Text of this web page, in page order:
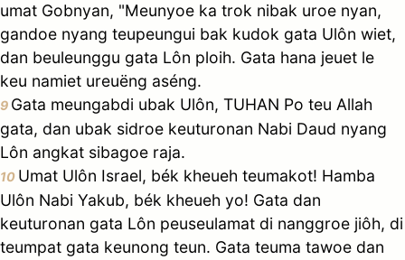
umat Gobnyan, "Meunyoe ka trok nibak uroe nyan,
gandoe nyang teupeungui bak kudok gata Ulôn wiet,
dan beuleunggu gata Lôn ploih. Gata hana jeuet le
keu namiet ureuëng aséng.
9 Gata meungabdi ubak Ulôn, TUHAN Po teu Allah
gata, dan ubak sidroe keuturonan Nabi Daud nyang
Lôn angkat sibagoe raja.
10 Umat Ulôn Israel, bék kheueh teumakot! Hamba
Ulôn Nabi Yakub, bék kheueh yo! Gata dan
keuturonan gata Lôn peuseulamat di nanggroe jiôh, di
teumpat gata keunong teun. Gata teuma tawoe dan